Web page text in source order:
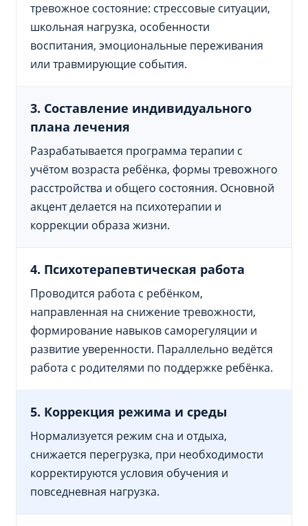
тревожное состояние: стрессовые ситуации,
школьная нагрузка, особенности
воспитания, эмоциональные переживания
или травмирующие события.
3. Составление индивидуального
плана лечения
Разрабатывается программа терапии с
учётом возраста ребёнка, формы тревожного
расстройства и общего состояния. Основной
акцент делается на психотерапии и
коррекции образа жизни.
4. Психотерапевтическая работа
Проводится работа с ребёнком,
направленная на снижение тревожности,
формирование навыков саморегуляции и
развитие уверенности. Параллельно ведётся
работа с родителями по поддержке ребёнка.
5. Коррекция режима и среды
Нормализуется режим сна и отдыха,
снижается перегрузка, при необходимости
корректируются условия обучения и
повседневная нагрузка.